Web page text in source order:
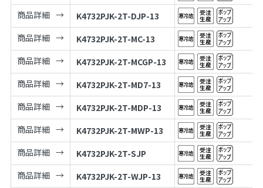
商品詳細
K4732PJK-2T-DJP-13
商品詳細
K4732PJK-2T-MC-13
商品詳細
K4732PJK-2T-MCGP-13
商品詳細
K4732PJK-2T-MD7-13
商品詳細
K4732PJK-2T-MDP-13
商品詳細
K4732PJK-2T-MWP-13
商品詳細
K4732PJK-2T-SJP
商品詳細
K4732PJK-2T-WJP-13